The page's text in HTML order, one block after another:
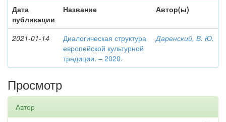
Дата
публикации
Название Автор(ы)
2021-01-14
Диалогическая структура
европейской культурной
традиции. – 2020.
Даренский, В. Ю.
Просмотр
Автор